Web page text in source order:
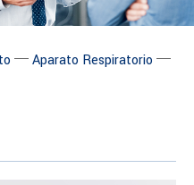
─Aparato Respiratorio ─